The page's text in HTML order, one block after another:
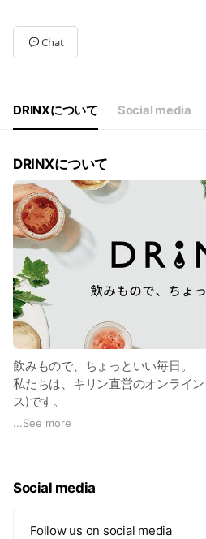
Chat
DRINXについて Social media
DRINXについて
飲みもので、ちょっといい毎日。
私たちは、キリン直営のオンライ
ス)です。
みんなと一緒に、飲みものの新し
ゆったり過ごす自分だけの大切な時
もっともっと充実させてくれる素敵
...See more
Social media
Follow us on social media